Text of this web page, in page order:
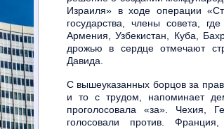
Израиля» в ходе операции
государства, члены совета,
Армения, Узбекистан, Куба,
дрожью в сердце отмечают
Давида.
С вышеуказанных борцов за
и то с трудом, напоминает
проголосовала «за». Чехия,
голосовали против.